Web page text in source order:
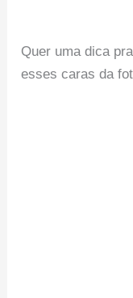
Quer uma dica
esses caras da